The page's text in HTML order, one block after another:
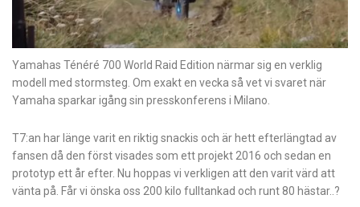
Yamahas Ténéré 700 World Raid Edition närmar sig en verklig
modell med stormsteg. Om exakt en vecka så vet vi svaret när
Yamaha sparkar igång sin presskonferens i Milano.
T7:an har länge varit en riktig snackis och är hett efterlängtad av
fansen då den först visades som ett projekt 2016 och sedan en
prototyp ett år efter. Nu hoppas vi verkligen att den varit värd att
vänta på. Får vi önska oss 200 kilo fulltankad och runt 80 hästar..?